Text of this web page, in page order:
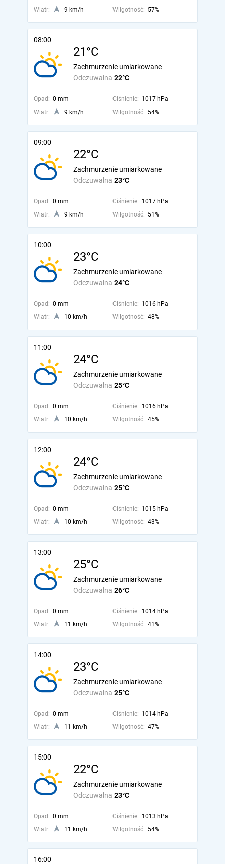
Wiatr: 9 km/h Wilgotność: 57%
08:00
21°C
Odczuwalna 22°C
Zachmurzenie umiarkowane
Opad: 0 mm Ciśnienie: 1017 hPa
Wiatr:
9 km/h Wilgotność: 54%
09:00
22°C
Odczuwalna 23°C
Zachmurzenie umiarkowane
Opad: 0 mm Ciśnienie: 1017 hPa
Wiatr:
9 km/h Wilgotność: 51%
10:00
23°C
Odczuwalna 24°C
Zachmurzenie umiarkowane
Opad: 0 mm Ciśnienie: 1016 hPa
Wiatr:
10 km/h Wilgotność: 48%
11:00
24°C
Odczuwalna 25°C
Zachmurzenie umiarkowane
Opad: 0 mm Ciśnienie: 1016 hPa
Wiatr:
10 km/h Wilgotność: 45%
12:00
24°C
Odczuwalna 25°C
Zachmurzenie umiarkowane
Opad: 0 mm Ciśnienie: 1015 hPa
Wiatr:
10 km/h Wilgotność: 43%
13:00
25°C
Odczuwalna 26°C
Zachmurzenie umiarkowane
Opad: 0 mm Ciśnienie: 1014 hPa
Wiatr:
11 km/h Wilgotność: 41%
14:00
23°C
Odczuwalna 25°C
Zachmurzenie umiarkowane
Opad: 0 mm Ciśnienie: 1014 hPa
Wiatr:
11 km/h Wilgotność: 47%
15:00
22°C
Odczuwalna 23°C
Zachmurzenie umiarkowane
Opad: 0 mm Ciśnienie: 1013 hPa
Wiatr:
11 km/h Wilgotność: 54%
16:00